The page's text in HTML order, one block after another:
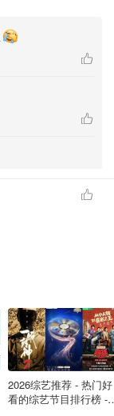
2026综艺推荐 - 热门好
看的综艺节目排行榜 -